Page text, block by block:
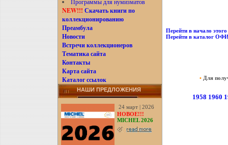
NEW!!! Скачать книги по
коллекционированию
Преамбула
Новости
Встречи коллекционеров
Тематика сайта
Контакты
Карта сайта
Каталог ссылок
НАШИ ПРЕДЛОЖЕНИЯ
24 март | 2026
НОВОЕ!!!
MICHEL 2026
Перейти в начало
Перейти в каталог
• Для
1958 1960